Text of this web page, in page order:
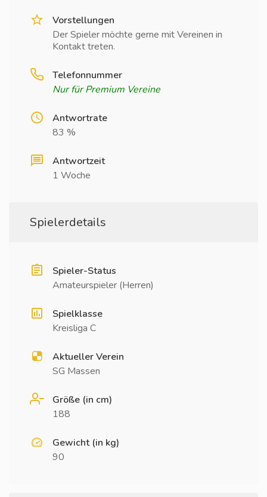
Vorstellungen
Der Spieler möchte gerne mit Vereinen in
Kontakt treten.
Telefonnummer
Nur für Premium Vereine
Antwortrate
83 %
Antwortzeit
1 Woche
Spielerdetails
Spieler-Status
Amateurspieler (Herren)
Spielklasse
Kreisliga C
Aktueller Verein
SG Massen
Größe (in cm)
188
Gewicht (in kg)
90